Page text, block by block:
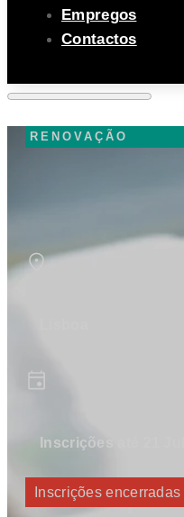
Empregos
Contactos
RENOVAÇÃO
Inscrições até 21
Inscrições encerradas